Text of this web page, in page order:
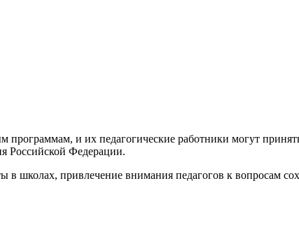
и их педагогические работники могут
Российской Федерации.
школах, привлечение внимания педагогов к вопросам